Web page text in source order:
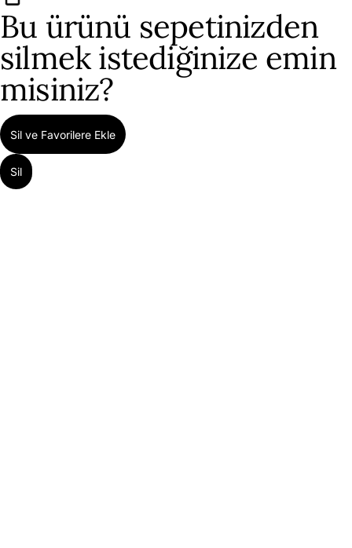
Bu ürünü sepetinizden
silmek istediğinize emin
misiniz?
Sil ve Favorilere Ekle
Sil